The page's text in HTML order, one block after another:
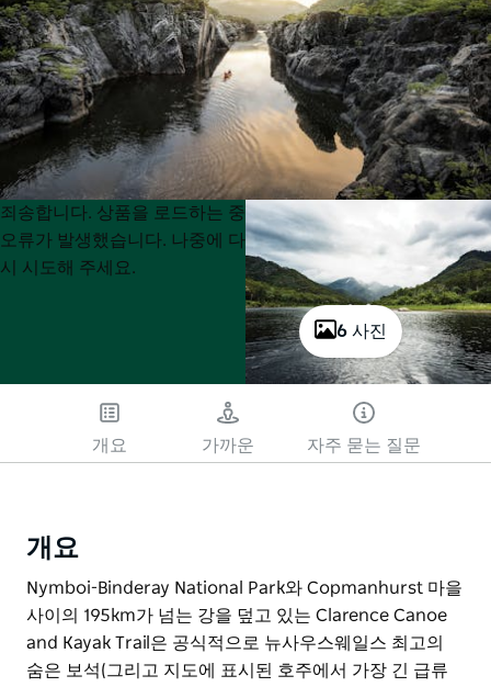
6 사진
Product
List
Product
List
죄송합니다. 상품을 로드하는 중
오류가 발생했습니다. 나중에 다
시 시도해 주세요.
개요 가까운 자주 묻는 질문
개요
Nymboi-Binderay National Park와 Copmanhurst 마을
사이의 195km가 넘는 강을 덮고 있는 Clarence Canoe
and Kayak Trail은 공식적으로 뉴사우스웨일스 최고의
숨은 보석(그리고 지도에 표시된 호주에서 가장 긴 급류